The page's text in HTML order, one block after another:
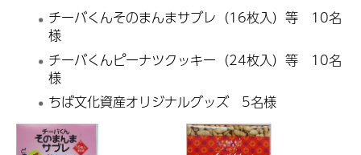
チーバくんそのまんまサブレ（16枚入）等 10名
様
チーバくんピーナツクッキー（24枚入）等 10名
様
ちば文化資産オリジナルグッズ 5名様